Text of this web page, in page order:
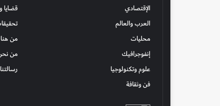
الإقتصادي
العرب والعالم
محليات
إنفوجرافيك
علوم وتكنولوجيا
فن وثقافة
قضايا
من
من
رسالتنا